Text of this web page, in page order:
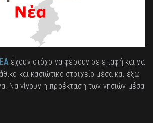
έχουν στόχο να φέρουν σε επαφή και να
και κασιώτικο στοιχείο μέσα και έξω
Να γίνουν η προέκταση των νησιών μέσα